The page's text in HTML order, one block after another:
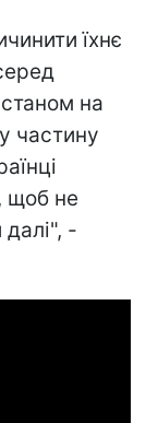
їхнє
на
частину
щоб не
-